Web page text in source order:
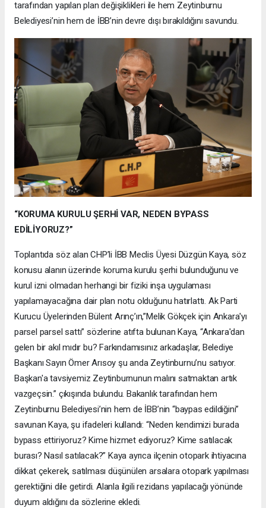
tarafından yapılan plan değişiklikleri ile hem Zeytinburnu
Belediyesi’nin hem de İBB’nin devre dışı bırakıldığını savundu.
“KORUMA KURULU ŞERHİ VAR, NEDEN BYPASS
EDİLİYORUZ?”
Toplantıda söz alan CHP’li İBB Meclis Üyesi Düzgün Kaya, söz
konusu alanın üzerinde koruma kurulu şerhi bulunduğunu ve
kurul izni olmadan herhangi bir fiziki inşa uygulaması
yapılamayacağına dair plan notu olduğunu hatırlattı. Ak Parti
Kurucu Üyelerinden Bülent Arınç’ın,”Melik Gökçek için Ankara'yı
parsel parsel sattı” sözlerine atıfta bulunan Kaya, “Ankara'dan
gelen bir akıl mıdır bu? Farkındamısınız arkadaşlar, Belediye
Başkanı Sayın Ömer Arısoy şu anda Zeytinburnu’nu satıyor.
Başkan'a tavsiyemiz Zeytinburnunun malını satmaktan artık
vazgeçsin.” çıkışında bulundu. Bakanlık tarafından hem
Zeytinburnu Belediyesi’nin hem de İBB’nin “baypas edildiğini”
savunan Kaya, şu ifadeleri kullandı: “Neden kendimizi burada
bypass ettiriyoruz? Kime hizmet ediyoruz? Kime satılacak
burası? Nasıl satılacak?” Kaya ayrıca ilçenin otopark ihtiyacına
dikkat çekerek, satılması düşünülen arsalara otopark yapılması
gerektiğini dile getirdi. Alanla ilgili rezidans yapılacağı yönünde
duyum aldığını da sözlerine ekledi.